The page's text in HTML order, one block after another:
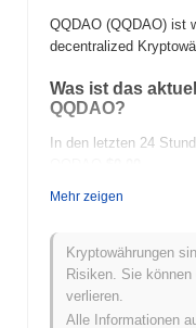
QQDAO (QQDAO) ist
decentralized
Was ist das
QQDAO?
In den letzten 24
Was ist die
Allzeithoch (ATH):
Allzeittief (ATL):$0.00
Mehr zeigen
Kryptowährungen
Risiken. Sie
verlieren.
Alle Informationen